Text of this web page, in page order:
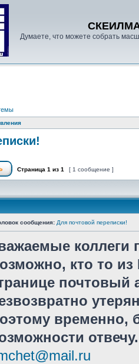
Думаете, что можете собрать
Страница 1 из 1 [ 1 сообщение ]
сообщения: Для почтовой переписки!
коллеги
кто то из
почтовый
временно,
отвечу.